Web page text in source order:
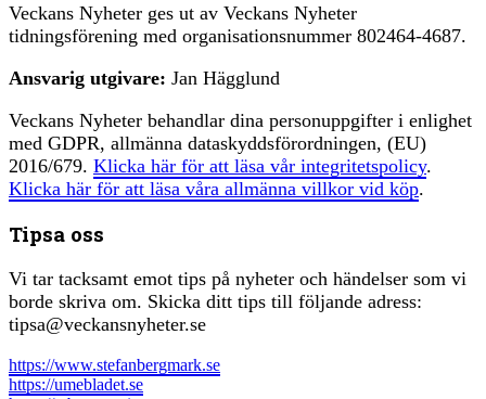
Veckans Nyheter ges ut av Veckans Nyheter
tidningsförening med organisationsnummer 802464-4687.
Ansvarig utgivare: Jan Hägglund
Veckans Nyheter behandlar dina personuppgifter i enlighet
med GDPR, allmänna dataskyddsförordningen, (EU)
2016/679. Klicka här för att läsa vår integritetspolicy.
Klicka här för att läsa våra allmänna villkor vid köp.
Tipsa oss
Vi tar tacksamt emot tips på nyheter och händelser som vi
borde skriva om. Skicka ditt tips till följande adress:
tipsa@veckansnyheter.se
https://www.stefanbergmark.se
https://umebladet.se